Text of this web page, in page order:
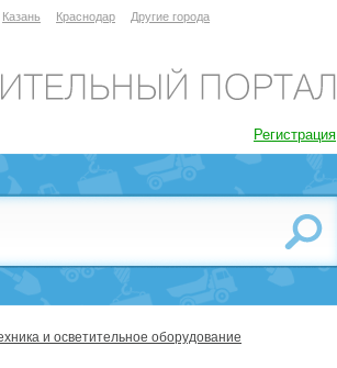
Казань Краснодар Другие города
Регистрация
и осветительное оборудование